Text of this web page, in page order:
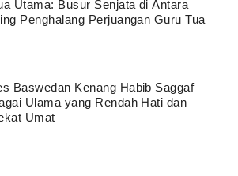
Utama: Busur Senjata di Antara
Penghalang Perjuangan Guru Tua
Baswedan Kenang Habib Saggaf
Ulama yang Rendah Hati dan
Umat